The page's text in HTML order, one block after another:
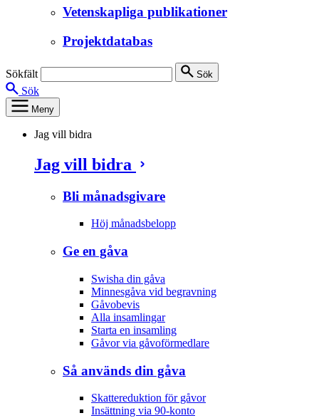
Vetenskapliga publikationer
Projektdatabas
Sökfält Sök
Sök
Meny
Jag vill bidra
Jag vill bidra
Bli månadsgivare
Höj månadsbelopp
Ge en gåva
Swisha din gåva
Minnesgåva vid begravning
Gåvobevis
Alla insamlingar
Starta en insamling
Gåvor via gåvoförmedlare
Så används din gåva
Skattereduktion för gåvor
Insättning via 90-konto